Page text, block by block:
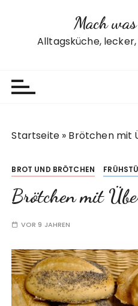
Mach
Alltagsküche,
Startseite » Brötchen mit
BROT UND BRÖTCHEN
Brötchen mit
VOR 9 JAHREN